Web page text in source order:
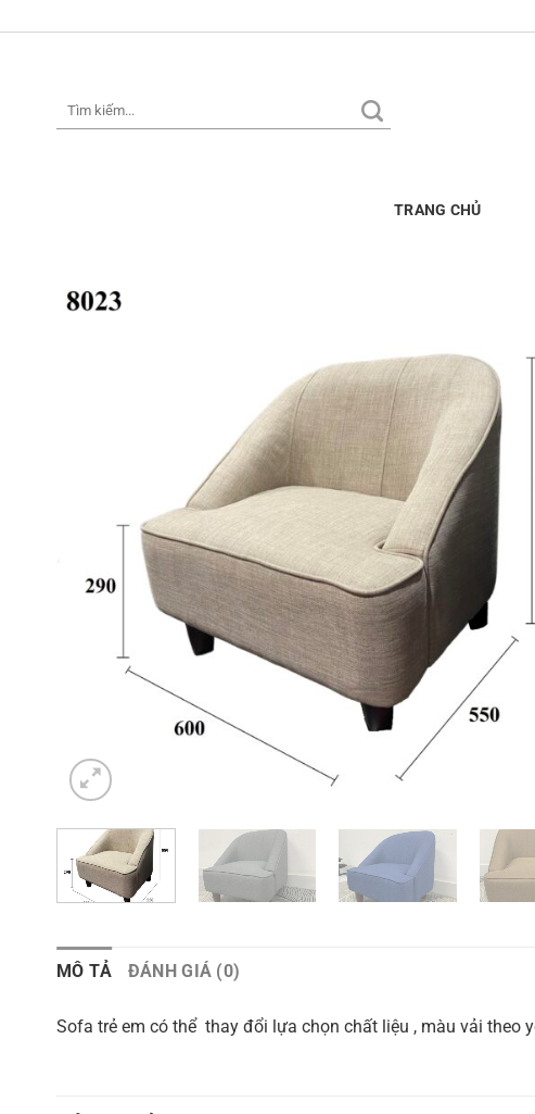
to
Tìm
TRANG CHỦ
MÔ TẢ ĐÁNH GIÁ (0)
Sofa trẻ em có thể thay đổi lựa chọn chất liệu , màu vải theo